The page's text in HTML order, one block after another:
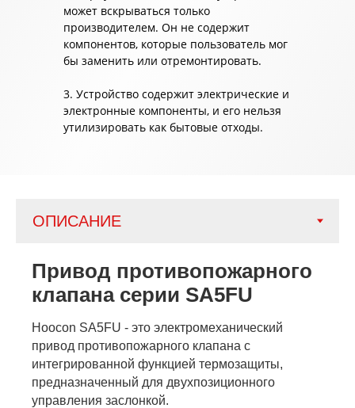
может вскрываться только
производителем. Он не содержит
компонентов, которые пользователь мог
бы заменить или отремонтировать.
3. Устройство содержит электрические и
электронные компоненты, и его нельзя
утилизировать как бытовые отходы.
Привод противопожарного
клапана серии SA5FU
Hoocon SA5FU - это электромеханический
привод противопожарного клапана с
интегрированной функцией термозащиты,
предназначенный для двухпозиционного
управления заслонкой.